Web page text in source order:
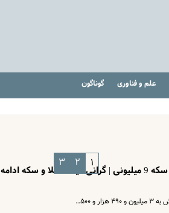
علم و فناوری گوناگون
خبر مهم برای خریداران طلا و سکه | قیمت طلا واقعی شد، حباب سکه 9 میلیونی | گرانی قیمت طلا و سکه ادامه
۱ ۲ ۳